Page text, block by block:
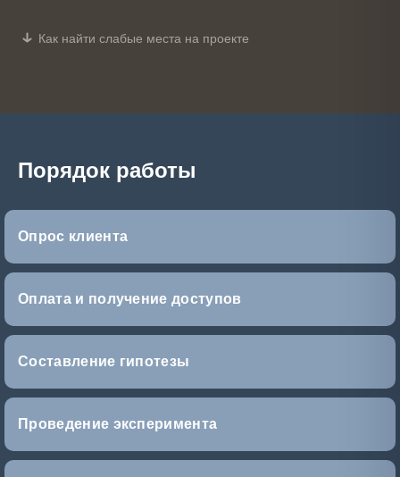
Как найти слабые места на проекте
Порядок работы
Опрос клиента
Оплата и получение доступов
Составление гипотезы
Проведение эксперимента